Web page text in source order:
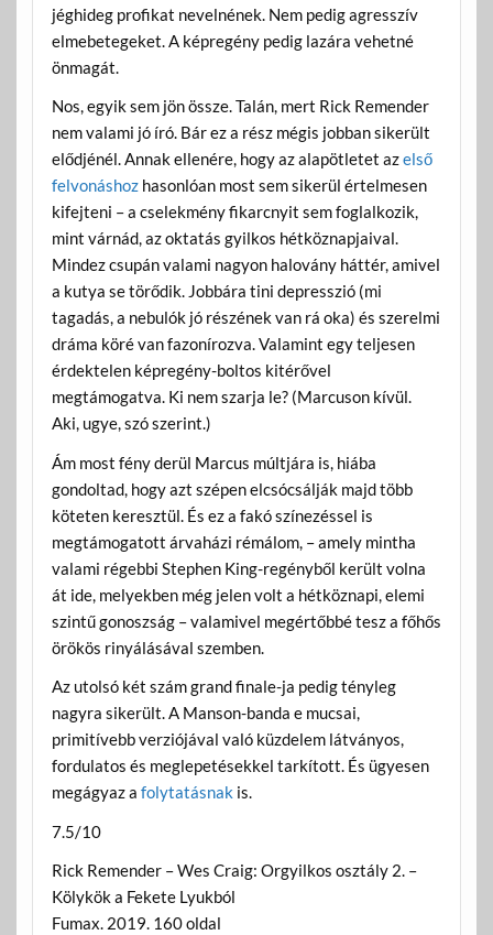
jéghideg profikat nevelnének. Nem pedig agresszív
elmebetegeket. A képregény pedig lazára vehetné
önmagát.
Nos, egyik sem jön össze. Talán, mert Rick Remender
nem valami jó író. Bár ez a rész mégis jobban sikerült
elődjénél. Annak ellenére, hogy az alapötletet azelső
felvonáshozhasonlóan most sem sikerül értelmesen
kifejteni – a cselekmény fikarcnyit sem foglalkozik,
mint várnád, az oktatás gyilkos hétköznapjaival.
Mindez csupán valami nagyon halovány háttér, amivel
a kutya se törődik. Jobbára tini depresszió (mi
tagadás, a nebulók jó részének van rá oka) és szerelmi
dráma köré van fazonírozva. Valamint egy teljesen
érdektelen képregény-boltos kitérővel
megtámogatva. Ki nem szarja le? (Marcuson kívül.
Aki, ugye, szó szerint.)
Ám most fény derül Marcus múltjára is, hiába
gondoltad, hogy azt szépen elcsócsálják majd több
köteten keresztül. És ez a fakó színezéssel is
megtámogatott árvaházi rémálom, – amely mintha
valami régebbi Stephen King-regényből került volna
át ide, melyekben még jelen volt a hétköznapi, elemi
szintű gonoszság – valamivel megértőbbé tesz a főhős
örökös rinyálásával szemben.
Az utolsó két szám grand finale-ja pedig tényleg
nagyra sikerült. A Manson-banda e mucsai,
primitívebb verziójával való küzdelem látványos,
fordulatos és meglepetésekkel tarkított. És ügyesen
megágyaz a folytatásnak is.
7.5/10
Rick Remender – Wes Craig: Orgyilkos osztály 2. –
Kölykök a Fekete Lyukból
Fumax. 2019. 160 oldal